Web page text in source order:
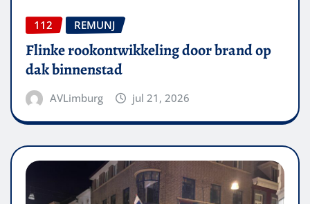
112 REMUNJ
Flinke rookontwikkeling door brand op
dak binnenstad
AVLimburg jul 21, 2026